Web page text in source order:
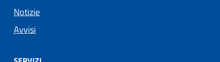
Notizie
Avvisi